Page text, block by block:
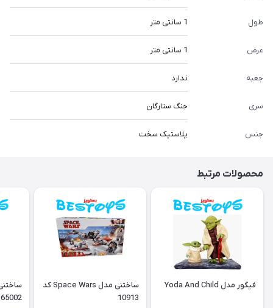
طول 1 سانتی متر
عرض 1 سانتی متر
جعبه ندارد
سری جنگ ستارگان
جنس پلاستیک سخت
محصولات مرتبط
فیگور مدل Yoda And Child
ساختنی مدل Space Wars کد
10913
65002